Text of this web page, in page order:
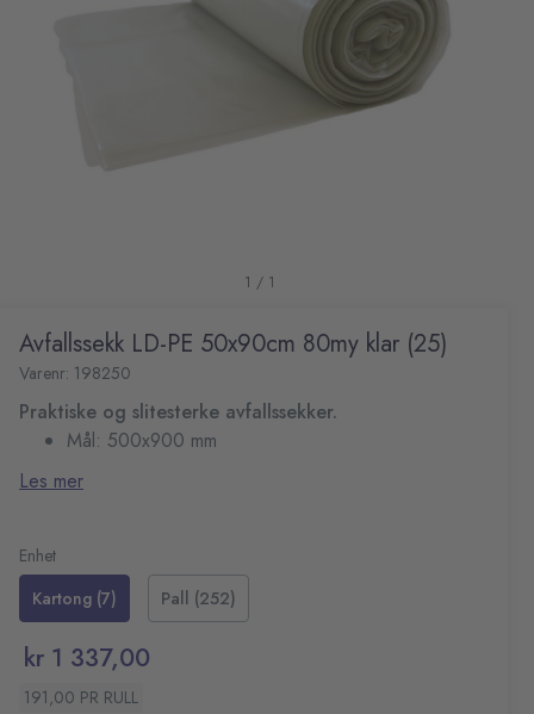
1 / 1
Avfallssekk LD-PE 50x90cm 80my klar (25)
Varenr: 198250
Praktiske og slitesterke avfallssekker.
Mål: 500x900 mm
Farge: Transparent
Les mer
Enhet
Kartong (7)
Pall (252)
kr 1 337,00
191,00 PR RULL